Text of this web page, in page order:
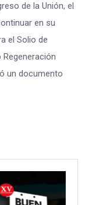
de la Unión, el
en su
el Solio de
un documento